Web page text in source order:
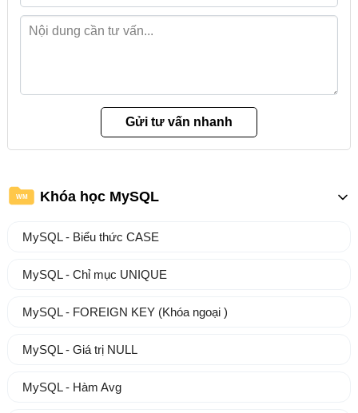
WM Khóa học MySQL
MySQL - Biểu thức CASE
MySQL - Chỉ mục UNIQUE
MySQL - FOREIGN KEY (Khóa ngoại )
MySQL - Giá trị NULL
MySQL - Hàm Avg